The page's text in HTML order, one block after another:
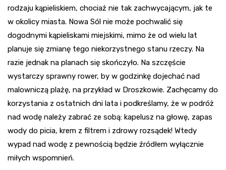
rodzaju kąpieliskiem, chociaż nie tak zachwycającym, jak te
w okolicy miasta. Nowa Sól nie może pochwalić się
dogodnymi kąpieliskami miejskimi, mimo że od wielu lat
planuje się zmianę tego niekorzystnego stanu rzeczy. Na
razie jednak na planach się skończyło. Na szczęście
wystarczy sprawny rower, by w godzinkę dojechać nad
malowniczą plażę, na przykład w Droszkowie. Zachęcamy do
korzystania z ostatnich dni lata i podkreślamy, że w podróż
nad wodę należy zabrać ze sobą: kapelusz na głowę, zapas
wody do picia, krem z filtrem i zdrowy rozsądek! Wtedy
wypad nad wodę z pewnością będzie źródłem wyłącznie
miłych wspomnień.